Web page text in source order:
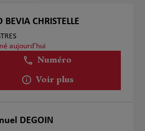
BEVIA CHRISTELLE
aujourd'hui
Numéro
Voir plus
DEGOIN